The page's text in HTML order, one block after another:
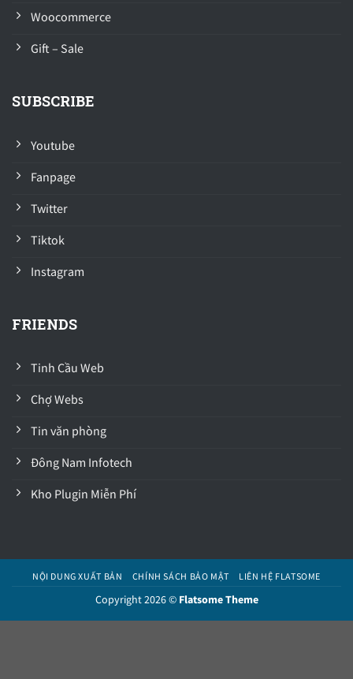
Woocommerce
Gift – Sale
SUBSCRIBE
Youtube
Fanpage
Twitter
Tiktok
Instagram
FRIENDS
Tinh Cầu Web
Chợ Webs
Tin văn phòng
Đông Nam Infotech
Kho Plugin Miễn Phí
NỘI DUNG XUẤT BẢN CHÍNH SÁCH BẢO MẬT LIÊN HỆ FLATSOME
Copyright 2026 © Flatsome Theme